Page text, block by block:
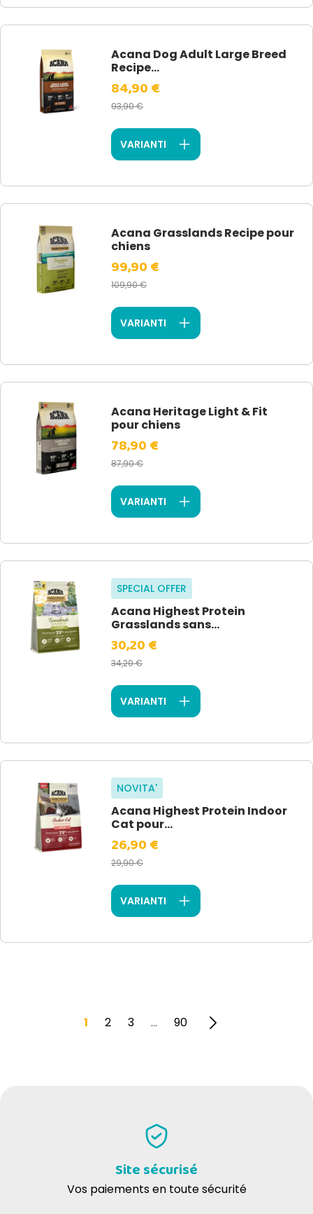
Acana Dog Adult Large Breed
Recipe...
84,90 €
93,90 €
VARIANTI
Acana Grasslands Recipe pour
chiens
99,90 €
109,90 €
VARIANTI
Acana Heritage Light & Fit
pour chiens
78,90 €
87,90 €
VARIANTI
SPECIAL OFFER
Acana Highest Protein
Grasslands sans...
30,20 €
34,20 €
VARIANTI
NOVITA'
Acana Highest Protein Indoor
Cat pour...
26,90 €
29,90 €
VARIANTI
1 2 3 … 90
Site sécurisé
Vos paiements en toute sécurité